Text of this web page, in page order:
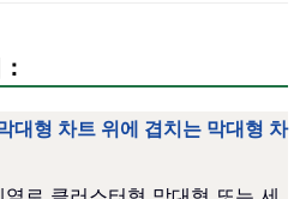
대형 차트 위에 겹치는 막대형 차